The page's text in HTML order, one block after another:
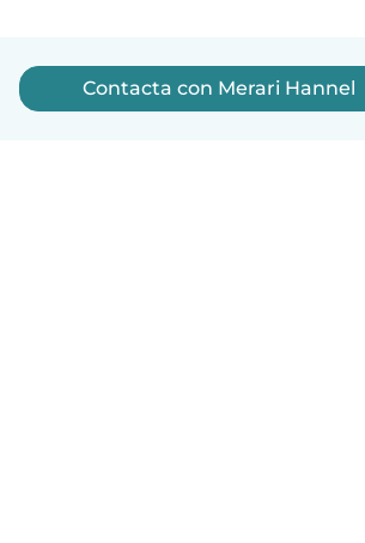
Contacta con Merari Hannel